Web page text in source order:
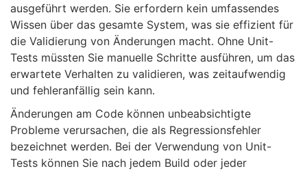
ausgeführt werden. Sie erfordern kein umfassendes
Wissen über das gesamte System, was sie effizient für
die Validierung von Änderungen macht. Ohne Unit-
Tests müssten Sie manuelle Schritte ausführen, um das
erwartete Verhalten zu validieren, was zeitaufwendig
und fehleranfällig sein kann.
Änderungen am Code können unbeabsichtigte
Probleme verursachen, die als Regressionsfehler
bezeichnet werden. Bei der Verwendung von Unit-
Tests können Sie nach jedem Build oder jeder